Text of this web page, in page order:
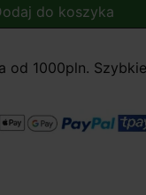
do koszyka
od 1000pln.